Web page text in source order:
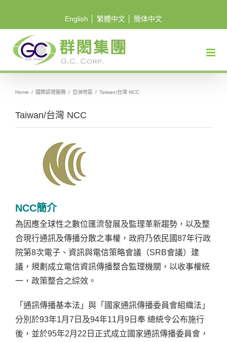
English 繁體中文 簡体中文
Home / 國際認證服務 / 亞洲地區 / Taiwan/台灣 NCC
Taiwan/台灣 NCC
NCC簡介
為因應全球性之數位匯流發展及監理革新趨勢，以及整
合現行通訊及傳播分散之事權，政府乃依民國87年行政
院第8次電子、資訊與電信策略會議（SRB會議）建
議，規劃成立電信資訊傳播整合監理機關，以收事權統
一，政策整合之綜效。
「通訊傳播基本法」與「國家通訊傳播委員會組織法」
分別於93年1月7日及94年11月9日奉 總統令公布施行
後，並於95年2月22日正式成立國家通訊傳播委員會，